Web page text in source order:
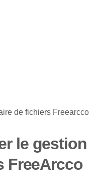
le gestion
FreeArcco